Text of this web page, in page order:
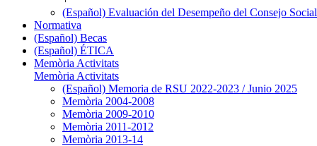
(Español) Evaluación del Desempeño del Consejo Social
Normativa
(Español) Becas
(Español) ÉTICA
Memòria Activitats
Memòria Activitats
(Español) Memoria de RSU 2022-2023 / Junio 2025
Memòria 2004-2008
Memòria 2009-2010
Memòria 2011-2012
Memòria 2013-14